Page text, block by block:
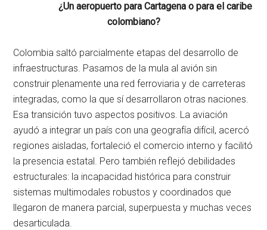
¿Un aeropuerto para Cartagena o para el caribe
colombiano?
Colombia saltó parcialmente etapas del desarrollo de
infraestructuras. Pasamos de la mula al avión sin
construir plenamente una red ferroviaria y de carreteras
integradas, como la que sí desarrollaron otras naciones.
Esa transición tuvo aspectos positivos. La aviación
ayudó a integrar un país con una geografía difícil, acercó
regiones aisladas, fortaleció el comercio interno y facilitó
la presencia estatal. Pero también reflejó debilidades
estructurales: la incapacidad histórica para construir
sistemas multimodales robustos y coordinados que
llegaron de manera parcial, superpuesta y muchas veces
desarticulada.